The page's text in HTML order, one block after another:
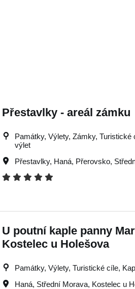
Přestavlky - areál zámku
Památky, Výlety, Zámky,
výlet
Přestavlky, Haná, Přerovsko,
U poutní kaple panny
Kostelec u Holešova
Památky, Výlety, Turistické cíle,
Haná, Střední Morava, Kostelec u